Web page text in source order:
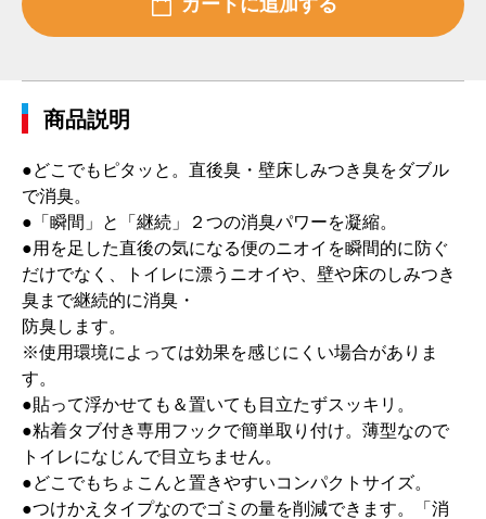
商品説明
●どこでもピタッと。直後臭・壁床しみつき臭をダブル
で消臭。
●「瞬間」と「継続」２つの消臭パワーを凝縮。
●用を足した直後の気になる便のニオイを瞬間的に防ぐ
だけでなく、トイレに漂うニオイや、壁や床のしみつき
臭まで継続的に消臭・
防臭します。
※使用環境によっては効果を感じにくい場合がありま
す。
●貼って浮かせても＆置いても目立たずスッキリ。
●粘着タブ付き専用フックで簡単取り付け。薄型なので
トイレになじんで目立ちません。
●どこでもちょこんと置きやすいコンパクトサイズ。
●つけかえタイプなのでゴミの量を削減できます。「消